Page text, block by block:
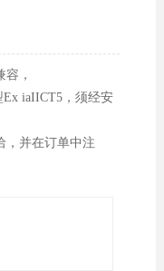
容，
iaIICT5，须经安
，并在订单中注